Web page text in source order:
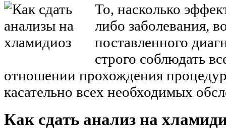
То, насколько
либо заболевания,
поставленного
строго соблюдать
отношении прохождения
касательно всех необходимых
Как сдать анализ на